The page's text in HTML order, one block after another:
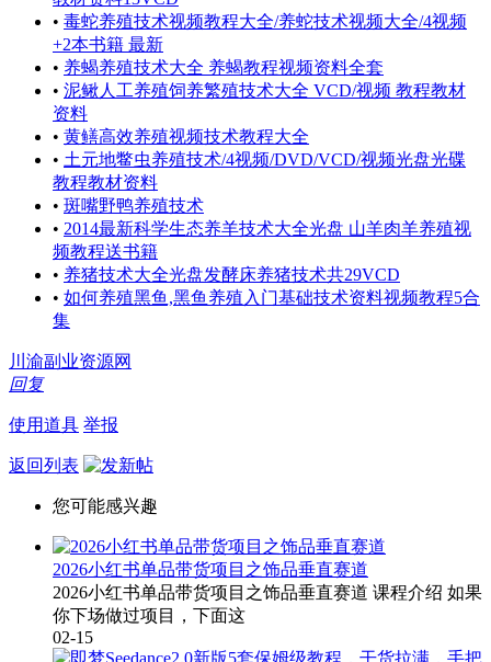
• 毒蛇养殖技术视频教程大全/养蛇技术视频大全/4视频
+2本书籍 最新
• 养蝎养殖技术大全 养蝎教程视频资料全套
• 泥鳅人工养殖饲养繁殖技术大全 VCD/视频 教程教材
资料
• 黄鳝高效养殖视频技术教程大全
• 土元地鳖虫养殖技术/4视频/DVD/VCD/视频光盘光碟
教程教材资料
• 斑嘴野鸭养殖技术
• 2014最新科学生态养羊技术大全光盘 山羊肉羊养殖视
频教程送书籍
• 养猪技术大全光盘发酵床养猪技术共29VCD
• 如何养殖黑鱼,黑鱼养殖入门基础技术资料视频教程5合
集
川渝副业资源网
回复
使用道具 举报
返回列表
您可能感兴趣
2026小红书单品带货项目之饰品垂直赛道
2026小红书单品带货项目之饰品垂直赛道 课程介绍 如果
你下场做过项目，下面这
02-15